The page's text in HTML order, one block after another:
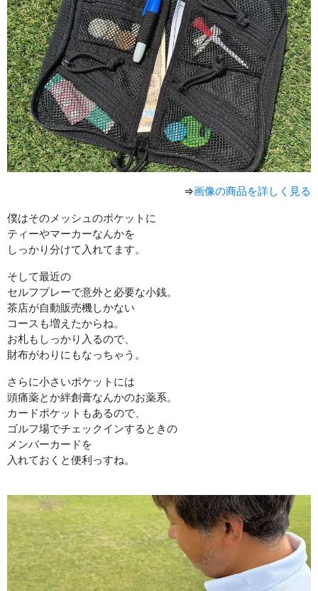
⇒画像の商品を詳しく見る
僕はそのメッシュのポケットに
ティーやマーカーなんかを
しっかり分けて入れてます。
そして最近の
セルフプレーで意外と必要な小銭。
茶店が自動販売機しかない
コースも増えたからね。
お札もしっかり入るので、
財布がわりにもなっちゃう。
さらに小さいポケットには
頭痛薬とか絆創膏なんかのお薬系。
カードポケットもあるので、
ゴルフ場でチェックインするときの
メンバーカードを
入れておくと便利っすね。